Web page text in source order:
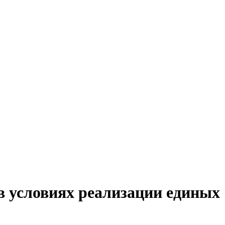
реализации единых